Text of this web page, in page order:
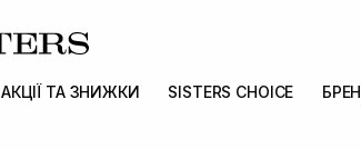
АКЦІЇ ТА ЗНИЖКИ SISTERS CHOICE